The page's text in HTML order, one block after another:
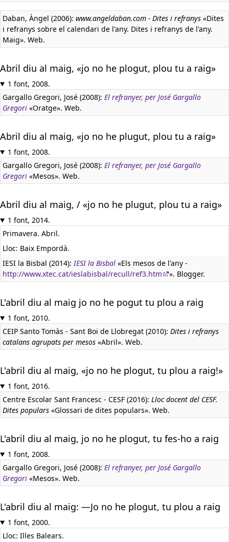
Daban, Àngel (2006): www.angeldaban.com - Dites i refranys «Dites
i refranys sobre el calendari de l'any. Dites i refranys de l'any.
Maig». Web.
Abril diu al maig, «jo no he plogut, plou tu a raig»
1 font, 2008.
Gargallo Gregori, José (2008): El refranyer, per José Gargallo
Gregori «Oratge». Web.
Abril diu al maig, «jo no he plugut, plou tu a raig»
1 font, 2008.
Gargallo Gregori, José (2008): El refranyer, per José Gargallo
Gregori «Mesos». Web.
Abril diu al maig, / «jo no he plugut, plou tu a raig»
1 font, 2014.
Primavera. Abril.
Lloc: Baix Empordà.
IESI la Bisbal (2014):IESI la Bisbal «Els mesos de l'any -
http://www.xtec.cat/ieslabisbal/recull/ref3.htm
». Blogger.
L'abril diu al maig jo no he pogut tu plou a raig
1 font, 2010.
CEIP Santo Tomàs - Sant Boi de Llobregat (2010): Dites i refranys
catalans agrupats per mesos «Abril». Web.
L'abril diu al maig, «jo no he plogut, tu plou a raig!»
1 font, 2016.
Centre Escolar Sant Francesc - CESF (2016): Lloc docent del CESF.
Dites populars «Glossari de dites populars». Web.
L'abril diu al maig, jo no he plogut, tu fes-ho a raig
1 font, 2008.
Gargallo Gregori, José (2008): El refranyer, per José Gargallo
Gregori «Mesos». Web.
L'abril diu al maig: —Jo no he plogut, tu plou a raig
1 font, 2000.
Lloc: Illes Balears.